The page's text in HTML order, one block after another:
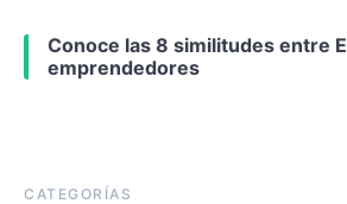
Conoce las 8 similitudes entre
emprendedores
CATEGORÍAS